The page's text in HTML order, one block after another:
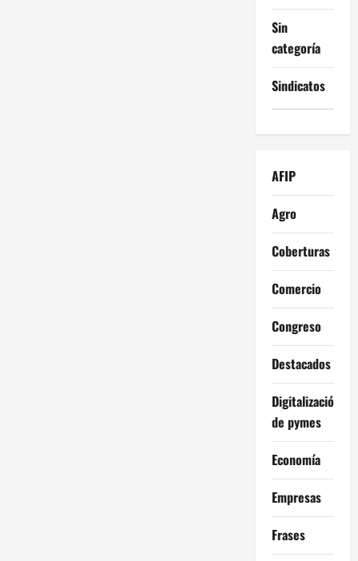
Sin
categoría
Sindicatos
AFIP
Agro
Coberturas
Comercio
Congreso
Destacados
Digitalización
de pymes
Economía
Empresas
Frases